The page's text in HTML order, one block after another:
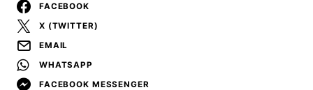
FACEBOOK
X (TWITTER)
EMAIL
WHATSAPP
FACEBOOK MESSENGER